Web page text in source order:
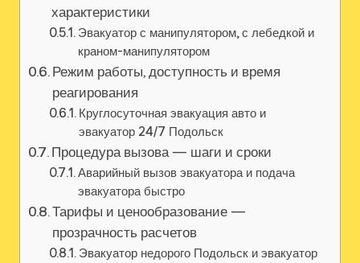
характеристики
Эвакуатор с манипулятором, с лебедкой и
краном-манипулятором
Режим работы, доступность и время
реагирования
Круглосуточная эвакуация авто и
эвакуатор 24/7 Подольск
Процедура вызова — шаги и сроки
Аварийный вызов эвакуатора и подача
эвакуатора быстро
Тарифы и ценообразование —
прозрачность расчетов
Эвакуатор недорого Подольск и эвакуатор